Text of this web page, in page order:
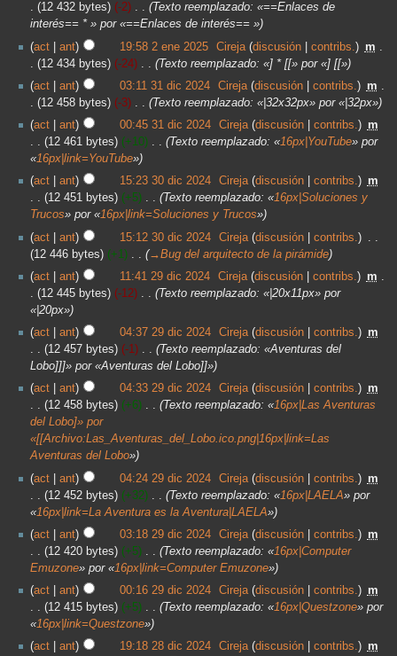
12 432 bytes
-2
Texto reemplazado: «==Enlaces de
interés== * » por «==Enlaces de interés== »
act
ant 19:58 2 ene 2025 Cireja discusión contribs.
m
12 434 bytes
-24
Texto reemplazado: «] * [[» por «] [[»
act
ant 03:11 31 dic 2024 Cireja discusión contribs.
m
12 458 bytes
-3
Texto reemplazado: «|32x32px» por «|32px»
act
ant 00:45 31 dic 2024 Cireja discusión contribs.
m
12 461 bytes
+10 Texto reemplazado: «16px|YouTube» por
«16px|link=YouTube»
act
ant 15:23 30 dic 2024 Cireja discusión contribs.
m
12 451 bytes
+5 Texto reemplazado: «16px|Soluciones y
Trucos» por «16px|link=Soluciones y Trucos»
act
ant 15:12 30 dic 2024 Cireja discusión contribs.
12 446 bytes
+1
→‎Bug del arquitecto de la pirámide
act
ant 11:41 29 dic 2024 Cireja discusión contribs.
m
12 445 bytes
-12
Texto reemplazado: «|20x11px» por
«|20px»
act
ant 04:37 29 dic 2024 Cireja discusión contribs.
m
12 457 bytes
-1
Texto reemplazado: «Aventuras del
Lobo]]]» por «Aventuras del Lobo]]»
act
ant 04:33 29 dic 2024 Cireja discusión contribs.
m
12 458 bytes
+6 Texto reemplazado: «16px|Las Aventuras
del Lobo]» por
«[[Archivo:Las_Aventuras_del_Lobo.ico.png|16px|link=Las
Aventuras del Lobo»
act
ant 04:24 29 dic 2024 Cireja discusión contribs.
m
12 452 bytes
+32 Texto reemplazado: «16px|LAELA» por
«16px|link=La Aventura es la Aventura|LAELA»
act
ant 03:18 29 dic 2024 Cireja discusión contribs.
m
12 420 bytes
+5 Texto reemplazado: «16px|Computer
Emuzone» por «16px|link=Computer Emuzone»
act
ant 00:16 29 dic 2024 Cireja discusión contribs.
m
12 415 bytes
+5 Texto reemplazado: «16px|Questzone» por
«16px|link=Questzone»
act
ant 19:18 28 dic 2024 Cireja discusión contribs.
m